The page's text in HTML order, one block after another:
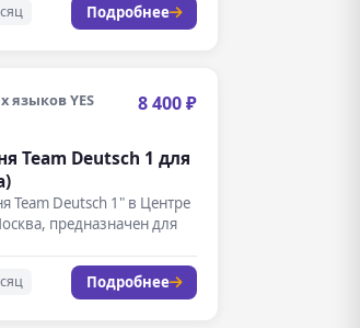
Подробнее
языков YES 8 400 ₽
Team Deutsch 1 для
Team Deutsch 1" в Центре
предназначен для
Подробнее